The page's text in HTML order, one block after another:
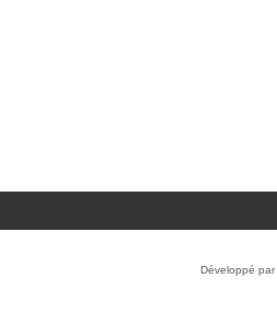
Développé par